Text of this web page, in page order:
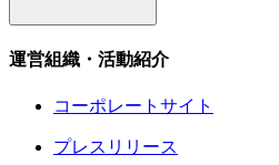
運営組織・活動紹介
コーポレートサイト
プレスリリース